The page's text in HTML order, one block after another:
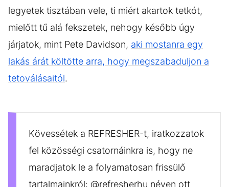
legyetek tisztában vele, ti miért akartok tetkót,
mielőtt tű alá fekszetek, nehogy később úgy
járjatok, mint Pete Davidson, aki mostanra egy
lakás árát költötte arra, hogy megszabaduljon a
tetoválásaitól.
Kövessétek a REFRESHER-t, iratkozzatok
fel közösségi csatornáinkra is, hogy ne
maradjatok le a folyamatosan frissülő
tartalmainkról: @refresherhu néven ott